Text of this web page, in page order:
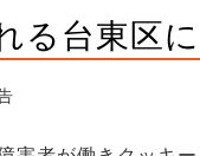
る台東区に